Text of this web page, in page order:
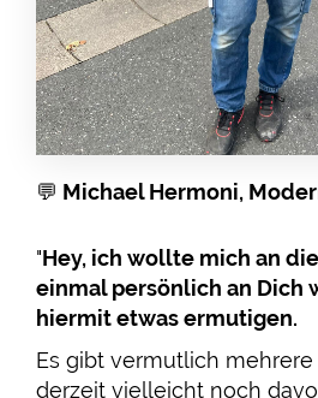
💬 Michael Hermoni,
"Hey, ich wollte mich an
einmal persönlich an Dich
hiermit etwas ermutigen.
Es gibt vermutlich mehrere
derzeit vielleicht noch